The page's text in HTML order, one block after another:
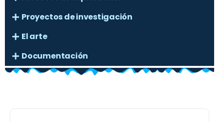
Proyectos de investigación
El arte
Documentación